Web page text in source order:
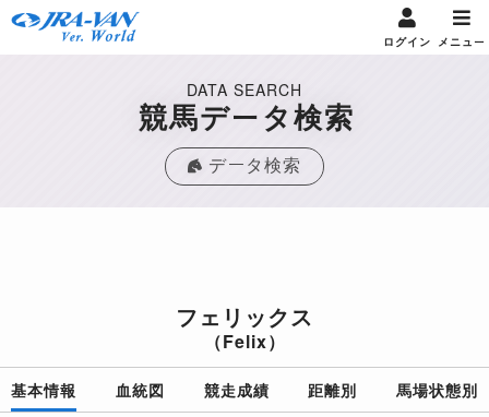
ログイン メニュー
DATA SEARCH
競馬データ検索
データ検索
フェリックス
（Felix）
基本情報 血統図 競走成績 距離別 馬場状態別